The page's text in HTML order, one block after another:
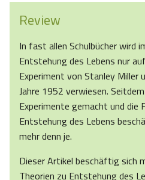
Review
In fast allen Schulbücher wird
Entstehung des Lebens nur
Experiment von Stanley Miller
Jahre 1952 verwiesen.
Experimente gemacht und die
Entstehung des Lebens
mehr denn je.
Dieser Artikel beschäftig sich
Theorien zu Entstehung des